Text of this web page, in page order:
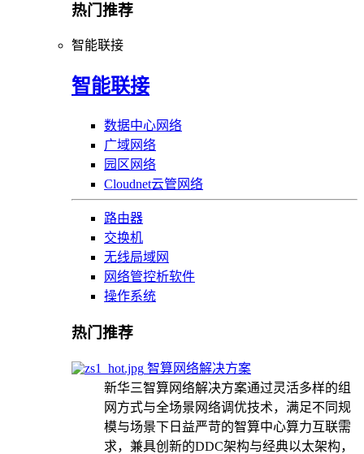
热门推荐
智能联接
智能联接
数据中心网络
广域网络
园区网络
Cloudnet云管网络
路由器
交换机
无线局域网
网络管控析软件
操作系统
热门推荐
智算网络解决方案
新华三智算网络解决方案通过灵活多样的组
网方式与全场景网络调优技术，满足不同规
模与场景下日益严苛的智算中心算力互联需
求，兼具创新的DDC架构与经典以太架构，